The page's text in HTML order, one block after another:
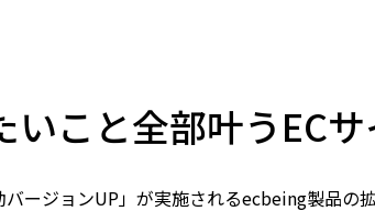
こと全部叶うEC
ージョンUP」が実施されるecbeing製品の